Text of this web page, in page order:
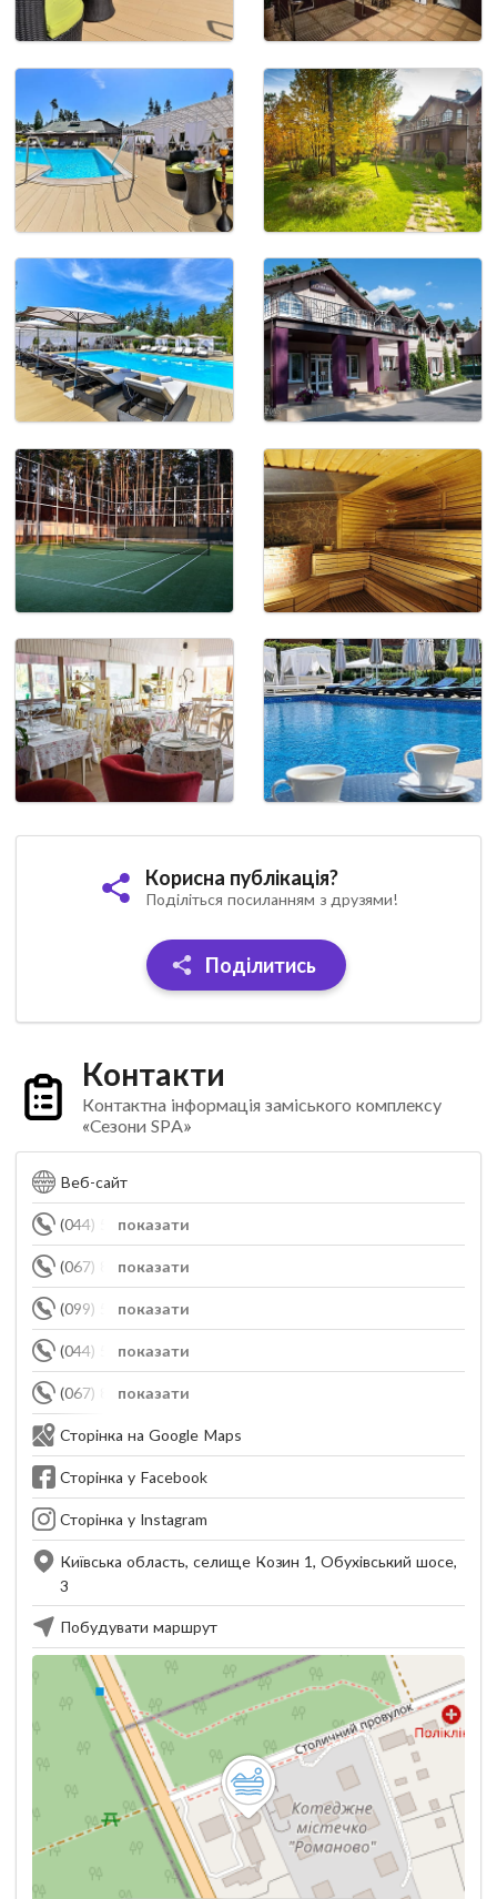
Корисна публікація?
Поділіться посиланням з друзями!
Поділитись
Контакти
Контактна інформація заміського комплексу
«Сезони SPA»
Веб-сайт
показати
(044) 520-89-10
показати
(067) 857-85-68
показати
(099) 561-01-72
показати
(044) 520-89-40
показати
(067) 857-85-68
Сторінка на Google Maps
Сторінка у Facebook
Сторінка у Instagram
Київська область, селище Козин 1, Обухівський шосе,
3
Побудувати маршрут